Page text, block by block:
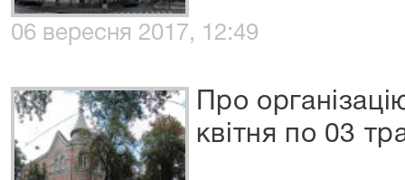
06 вересня 2017, 12:49
Про
квітня по 03